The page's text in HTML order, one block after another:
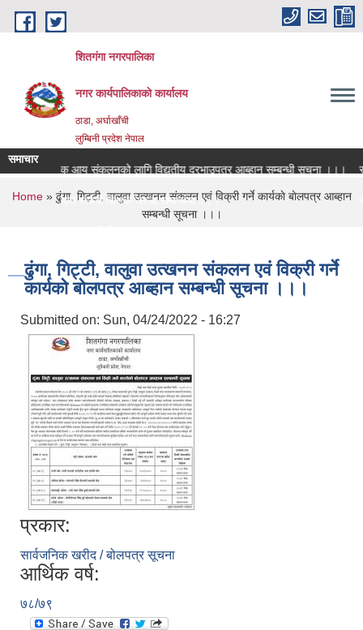
Skip to main content
शितगंगा नगरपालिका
नगर कार्यपालिकाकाे कार्यालय
ठाडा, अर्घाखाँची
लुम्बिनी प्रदेश नेपाल
समाचार
आन्तरिक आय संकलनको लागि विद्युतीय दरभाउपत्र आब्हान सम्बन्धी सूचना ।।।
रिक्त पदमा स्थायी शिक्षक सरुवा सम्बन्धमा ।।।
You are here
Home» ढुंगा, गिट्टी, वालुवा उत्खनन संकलन एवं विक्री गर्ने कार्यकाे बाेलपत्र आब्हान
सम्बन्धी सूचना ।।।
ढुंगा, गिट्टी, वालुवा उत्खनन संकलन एवं विक्री गर्ने
कार्यकाे बाेलपत्र आब्हान सम्बन्धी सूचना ।।।
Submitted on: Sun, 04/24/2022 - 16:27
प्रकार:
सार्वजनिक खरीद / बोलपत्र सूचना
आर्थिक वर्ष:
७८/७९